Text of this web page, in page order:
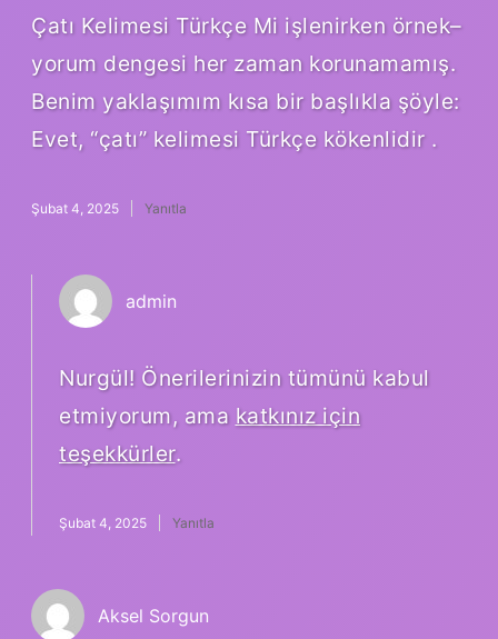
Çatı Kelimesi Türkçe Mi işlenirken örnek–
yorum dengesi her zaman korunamamış.
Benim yaklaşımım kısa bir başlıkla şöyle:
Evet, “çatı” kelimesi Türkçe kökenlidir .
Şubat 4, 2025 Yanıtla
admin
Nurgül! Önerilerinizin tümünü kabul
etmiyorum, ama katkınız için
teşekkürler.
Şubat 4, 2025 Yanıtla
Aksel Sorgun